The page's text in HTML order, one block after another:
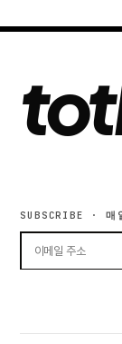
SUBSCRIBE ·